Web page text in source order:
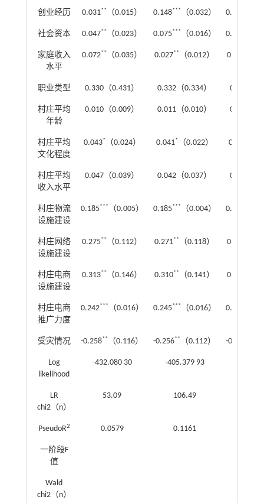
创业经历 0.031** （0.015） 0.148*** （0.032） 0.181
社会资本 0.047** （0.023） 0.075*** （0.016） 0.070
家庭收入
水平
0.072** （0.035） 0.027** （0.012） 0.032
职业类型 0.330（0.431） 0.332（0.334） 0.330（
村庄平均
年龄
0.010（0.009） 0.011（0.010） 0.010（
村庄平均
文化程度
0.043* （0.024） 0.041* （0.022） 0.043
村庄平均
收入水平
0.047（0.039） 0.042（0.037） 0.043（
村庄物流
设施建设
0.185*** （0.005） 0.185*** （0.004） 0.187
村庄网络
设施建设
0.275** （0.112） 0.271** （0.118） 0.272
村庄电商
设施建设
0.313** （0.146） 0.310** （0.141） 0.310
村庄电商
推广力度
0.242*** （0.016） 0.245*** （0.016） 0.143
受灾情况 -0.258** （0.116） -0.256** （0.112） -0.253
Log
likelihood
-432.080 30 -405.379 93
LR
chi2（n）
53.09 106.49
PseudoR2 0.0579 0.1161
一阶段F
值
Wald
chi2（n）